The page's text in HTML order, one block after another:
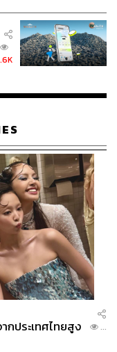
ประเทศไทยสูง
...